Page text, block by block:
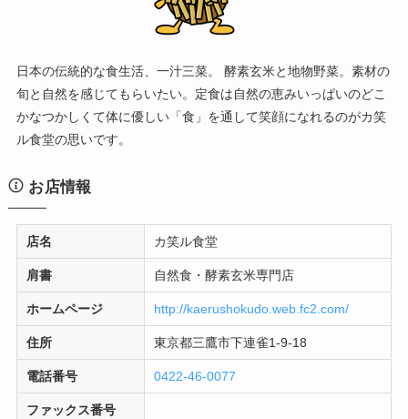
日本の伝統的な食生活、一汁三菜。 酵素玄米と地物野菜。素材の
旬と自然を感じてもらいたい。定食は自然の恵みいっぱいのどこ
かなつかしくて体に優しい「食」を通して笑顔になれるのがカ笑
ル食堂の思いです。
お店情報
店名 カ笑ル食堂
肩書 自然食・酵素玄米専門店
ホームページ http://kaerushokudo.web.fc2.com/
住所 東京都三鷹市下連雀1‐9‐18
電話番号 0422-46-0077
ファックス番号